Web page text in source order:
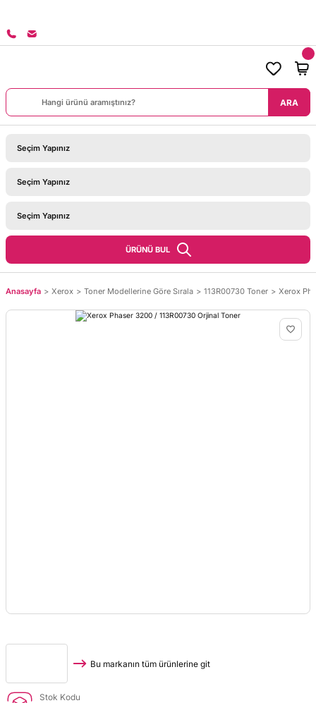
ARA
ÜRÜNÜ BUL
Anasayfa Xerox Toner Modellerine Göre Sırala 113R00730 Toner Xerox
Bu markanın tüm ürünlerine git
Stok Kodu